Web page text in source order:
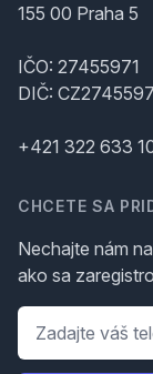
155 00 Praha 5
IČO: 27455971
DIČ:
+421 322 633
CHCETE SA
Nechajte nám
ako sa
Telefón